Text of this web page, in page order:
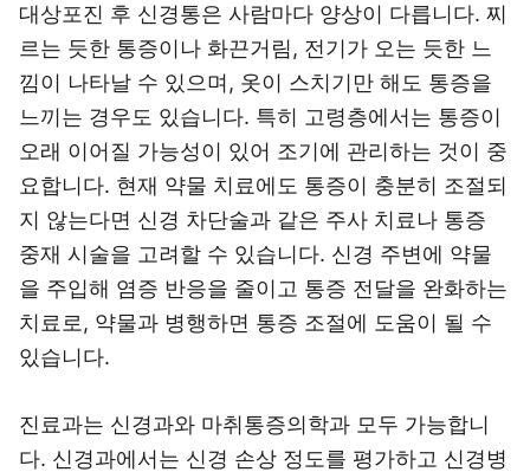
대상포진 후 신경통은 사람마다 양상이 다릅니다. 찌
르는 듯한 통증이나 화끈거림, 전기가 오는 듯한 느
낌이 나타날 수 있으며, 옷이 스치기만 해도 통증을
느끼는 경우도 있습니다. 특히 고령층에서는 통증이
오래 이어질 가능성이 있어 조기에 관리하는 것이 중
요합니다. 현재 약물 치료에도 통증이 충분히 조절되
지 않는다면 신경 차단술과 같은 주사 치료나 통증
중재 시술을 고려할 수 있습니다. 신경 주변에 약물
을 주입해 염증 반응을 줄이고 통증 전달을 완화하는
치료로, 약물과 병행하면 통증 조절에 도움이 될 수
있습니다.
진료과는 신경과와 마취통증의학과 모두 가능합니
다. 신경과에서는 신경 손상 정도를 평가하고 신경병